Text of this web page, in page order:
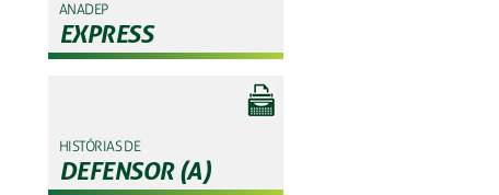
ANADEP
EXPRESS
HISTÓRIAS DE
DEFENSOR (A)